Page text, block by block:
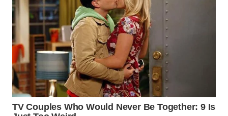
WN
KARAWANG
WN
BEKASI
WN